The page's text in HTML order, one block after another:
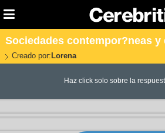
Sociedades contempor?neas
Creado por: Lorena
Haz click solo sobre la